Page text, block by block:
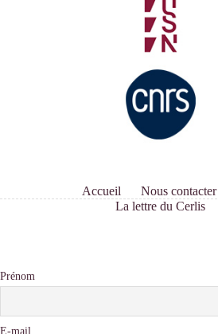
Accueil Nous contacter
La lettre du Cerlis
Prénom
E-mail